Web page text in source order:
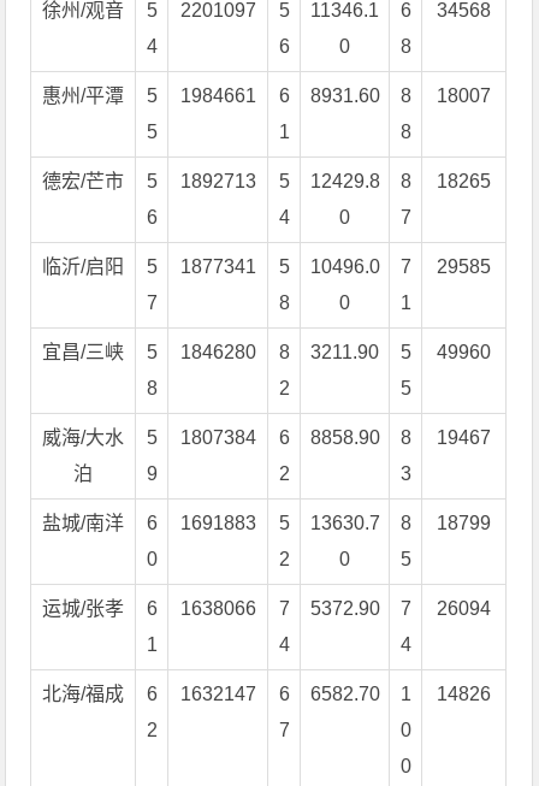
徐州/观音
5
4
2201097
5
6
11346.1
0
6
8
34568
惠州/平潭
5
5
1984661
6
1
8931.60
8
8
18007
德宏/芒市
5
6
1892713
5
4
12429.8
0
8
7
18265
临沂/启阳
5
7
1877341
5
8
10496.0
0
7
1
29585
宜昌/三峡
5
8
1846280
8
2
3211.90
5
5
49960
威海/大水
泊
5
9
1807384
6
2
8858.90
8
3
19467
盐城/南洋
6
0
1691883
5
2
13630.7
0
8
5
18799
运城/张孝
6
1
1638066
7
4
5372.90
7
4
26094
北海/福成
6
2
1632147
6
7
6582.70
1
0
0
14826